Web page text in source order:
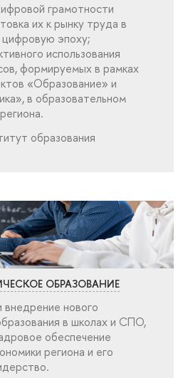
грамотности
их к рынку труда
цифровую эпоху;
использования
формируемых в рамках
«Образование» и
в образовательном
образования
ОБРАЗОВАНИЕ
внедрение нового
в школах и СПО,
обеспечение
региона и его